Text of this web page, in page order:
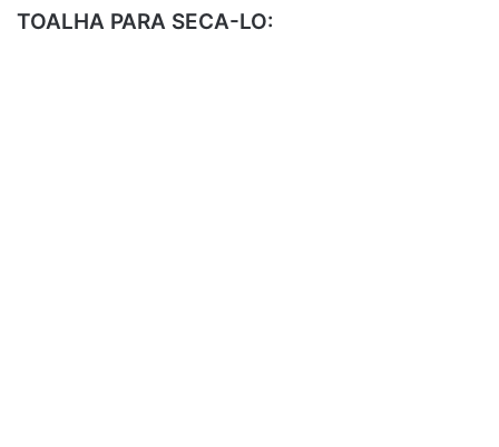
TOALHA PARA SECA-LO: